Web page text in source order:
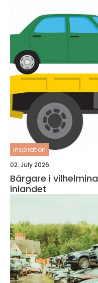
inspiration
02. July 2026
Bärgare i vilhelmina trygg hjälp på vägarna i
inlandet